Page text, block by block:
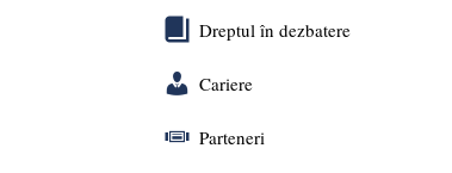
Dreptul în dezbatere
Cariere
Parteneri